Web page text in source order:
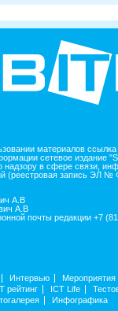
материалов ссылка
сетевое издание
в сфере связи,
(реестровая запись ЭЛ №
А.В
А.В
почты редакции +7
Интервью Мероприятия
рейтинг ICT Life
Инфографика